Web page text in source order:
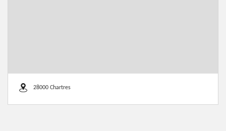
28000 Chartres